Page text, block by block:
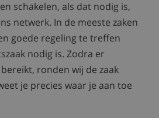
schakelen, als dat nodig is,
netwerk. In de meeste zaken
goede regeling te treffen
nodig is. Zodra er
ronden wij de zaak
je precies waar je aan toe